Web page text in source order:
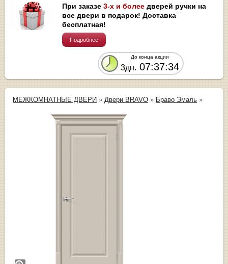
При заказе3-х и более дверей ручки на
все двери в подарок! Доставка
бесплатная!
Подробнее
До конца акции
3дн. 07:37:33
МЕЖКОМНАТНЫЕ ДВЕРИ » Двери BRAVO » Браво Эмаль »